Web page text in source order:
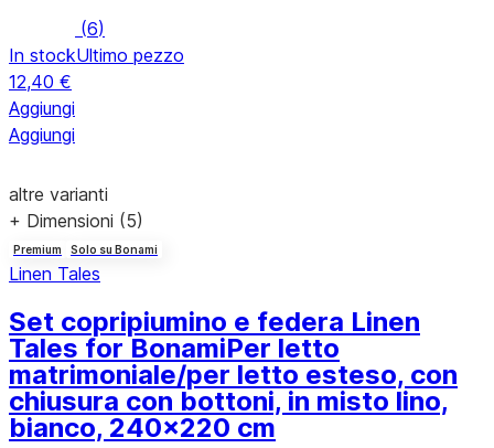
(6)
In stockUltimo pezzo
12,40 €
Aggiungi
Aggiungi
altre varianti
+ Dimensioni (5)
Premium Solo su Bonami
Linen Tales
Set copripiumino e federa Linen
Tales for BonamiPer letto
matrimoniale/per letto esteso, con
chiusura con bottoni, in misto lino,
bianco, 240x220 cm